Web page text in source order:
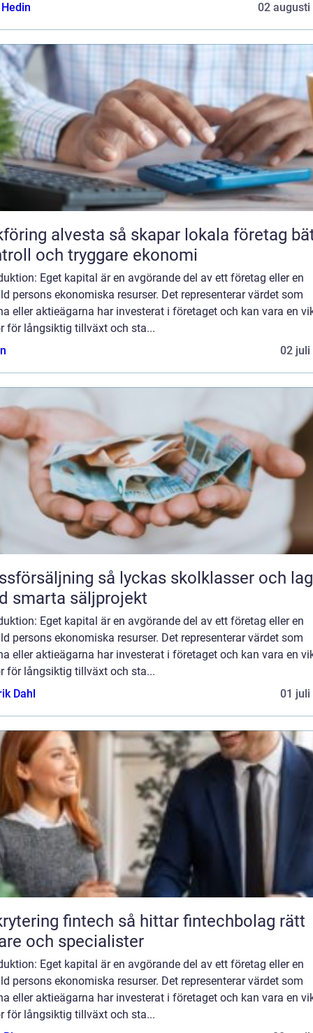
02 augusti
så skapar lokala företag bättre
och tryggare ekonomi
Eget kapital är en avgörande del av ett företag eller en
persons ekonomiska resurser. Det representerar värdet som
eller aktieägarna har investerat i företaget och kan vara en
för långsiktig tillväxt och sta...
02 juli
så lyckas skolklasser och lag
smarta säljprojekt
Eget kapital är en avgörande del av ett företag eller en
persons ekonomiska resurser. Det representerar värdet som
eller aktieägarna har investerat i företaget och kan vara en
för långsiktig tillväxt och sta...
Dahl
01 juli
fintech så hittar fintechbolag rätt
och specialister
Eget kapital är en avgörande del av ett företag eller en
persons ekonomiska resurser. Det representerar värdet som
eller aktieägarna har investerat i företaget och kan vara en
för långsiktig tillväxt och sta...